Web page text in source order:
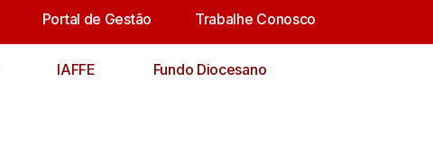
Portal de Gestão Trabalhe Conosco
IAFFE Fundo Diocesano